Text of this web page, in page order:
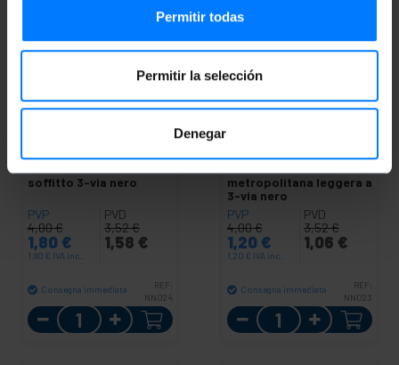
Permitir todas
Permitir la selección
Denegar
Unione Quad ferroviario
soffitto 3-via nero
PVP
4,00€
1,80 €
1,80 € IVA inc.
PVD
3,52€
1,58 €
Consegna immediata
REF:
NN024
Quantità
giunzione Unione al
metropolitana leggera a
3-via nero
PVP
4,00€
1,20 €
1,20 € IVA inc.
PVD
3,52€
1,06 €
Consegna immediata
REF:
NN023
Quantità